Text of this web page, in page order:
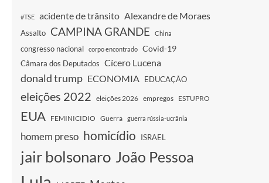
#TSE acidente de trânsito Alexandre de Moraes
Assalto CAMPINA GRANDE China
congresso nacional corpo encontrado Covid-19
Câmara dos Deputados Cícero Lucena
donald trump ECONOMIA EDUCAÇÃO
eleições 2022 eleições 2026 empregos ESTUPRO
EUA FEMINICIDIO Guerra guerra rússia-ucrânia
homem preso homicídio ISRAEL
jair bolsonaro João Pessoa